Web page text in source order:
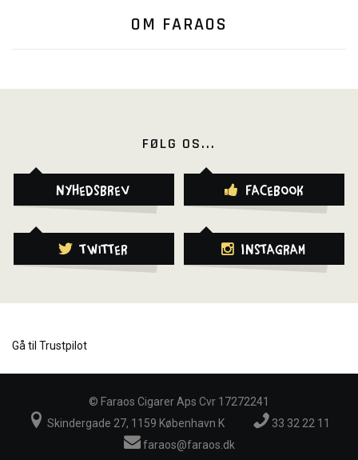
OM FARAOS
FØLG OS...
Nyhedsbrev Facebook
Twitter Instagram
Gå til Trustpilot
© Faraos Cigarer Aps Cvr 17272241
Skindergade 27, 1159 København K
33 32 22 11
faraos@faraos.dk